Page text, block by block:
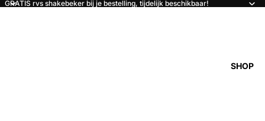
GRATIS rvs shakebeker bij je bestelling, tijdelijk beschikbaar!
SHOP